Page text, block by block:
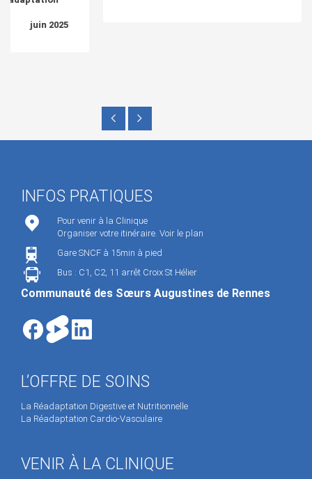
INFOS PRATIQUES
Pour venir à la Clinique
Organiser votre itinéraire. Voir le plan
Gare SNCF à 15min à pied
Bus : C1, C2, 11 arrêt Croix St Hélier
Communauté des Sœurs Augustines de Rennes
L’OFFRE DE SOINS
La Réadaptation Digestive et Nutritionnelle
La Réadaptation Cardio-Vasculaire
VENIR À LA CLINIQUE